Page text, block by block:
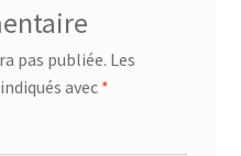
pas publiée. Les
avec *